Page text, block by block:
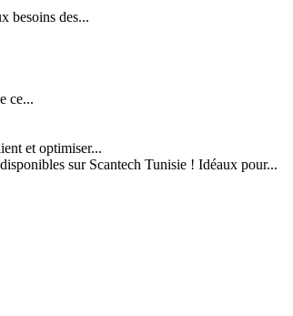
besoins des...
ce...
et optimiser...
sur Scantech Tunisie ! Idéaux pour...